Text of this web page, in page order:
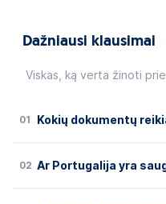
Dažniausi klausimai
Viskas, ką verta žinoti
01 Kokių dokumentų
02 Ar Portugalija yra